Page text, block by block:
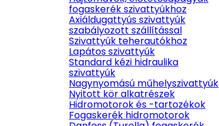
fogaskerék szivattyúkhoz
Axiáldugattyús szivattyúk
szabályozott szállítással
Szivattyúk teherautókhoz
Lapátos szivattyúk
Standard kézi hidraulika
szivattyúk
Nagynyomású műhelyszivattyúk
Nyitott kör alkatrészek
Hidromotorok és -tartozékok
Fogaskerék hidromotorok